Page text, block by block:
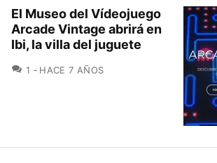
El Museo del Vídeojuego
Arcade Vintage abrirá en
Ibi, la villa del juguete
1 COMENTARIOS
HACE 7 AÑOS